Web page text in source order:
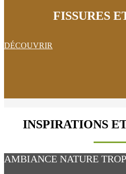
FISSURES
DÉCOUVRIR
INSPIRATIONS
AMBIANCE NATURE